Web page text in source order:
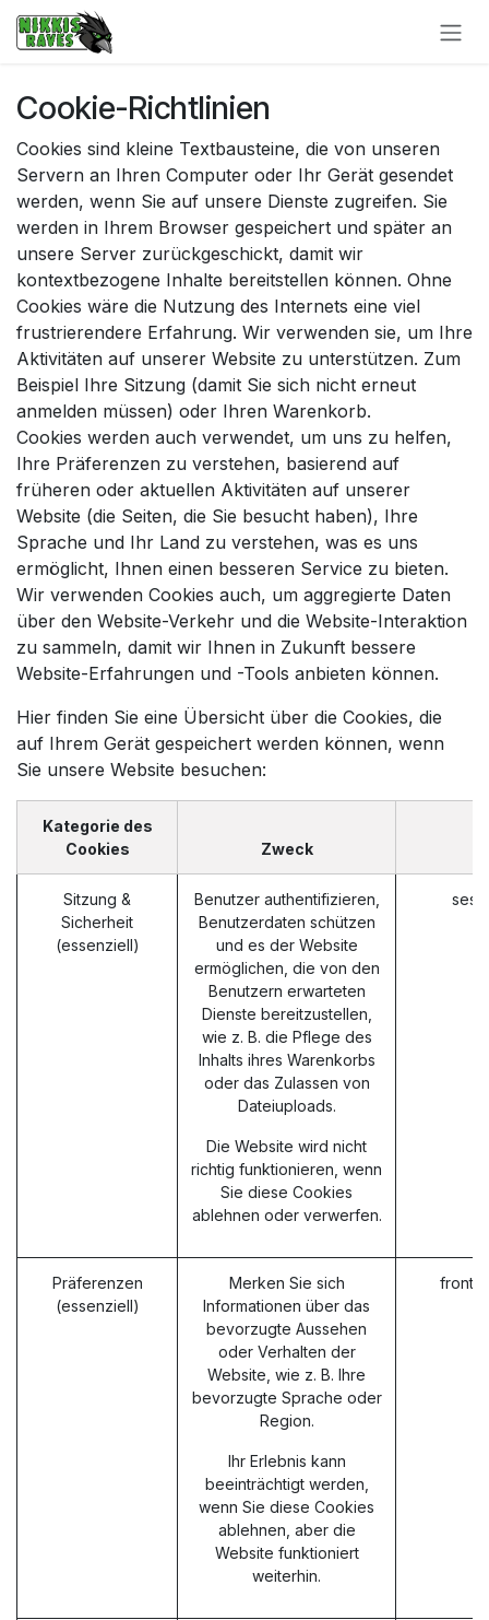
Zum Inhalt springen
Cookie-Richtlinien
Cookies sind kleine Textbausteine, die von unseren
Servern an Ihren Computer oder Ihr Gerät gesendet
werden, wenn Sie auf unsere Dienste zugreifen. Sie
werden in Ihrem Browser gespeichert und später an
unsere Server zurückgeschickt, damit wir
kontextbezogene Inhalte bereitstellen können. Ohne
Cookies wäre die Nutzung des Internets eine viel
frustrierendere Erfahrung. Wir verwenden sie, um Ihre
Aktivitäten auf unserer Website zu unterstützen. Zum
Beispiel Ihre Sitzung (damit Sie sich nicht erneut
anmelden müssen) oder Ihren Warenkorb.
Cookies werden auch verwendet, um uns zu helfen,
Ihre Präferenzen zu verstehen, basierend auf
früheren oder aktuellen Aktivitäten auf unserer
Website (die Seiten, die Sie besucht haben), Ihre
Sprache und Ihr Land zu verstehen, was es uns
ermöglicht, Ihnen einen besseren Service zu bieten.
Wir verwenden Cookies auch, um aggregierte Daten
über den Website-Verkehr und die Website-Interaktion
zu sammeln, damit wir Ihnen in Zukunft bessere
Website-Erfahrungen und -Tools anbieten können.
Hier finden Sie eine Übersicht über die Cookies, die
auf Ihrem Gerät gespeichert werden können, wenn
Sie unsere Website besuchen:
Kategorie des
Cookies
Zweck
Sitzung &
Sicherheit
(essenziell)
Benutzer authentifizieren,
Benutzerdaten schützen
und es der Website
ermöglichen, die von den
Benutzern erwarteten
Dienste bereitzustellen,
wie z. B. die Pflege des
Inhalts ihres Warenkorbs
oder das Zulassen von
Dateiuploads.
Die Website wird nicht
richtig funktionieren, wenn
Sie diese Cookies
ablehnen oder verwerfen.
Präferenzen
(essenziell)
Merken Sie sich
Informationen über das
bevorzugte Aussehen
oder Verhalten der
Website, wie z. B. Ihre
bevorzugte Sprache oder
Region.
Ihr Erlebnis kann
beeinträchtigt werden,
wenn Sie diese Cookies
ablehnen, aber die
Website funktioniert
weiterhin.